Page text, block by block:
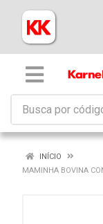
INÍCIO
MAMINHA BOVINA